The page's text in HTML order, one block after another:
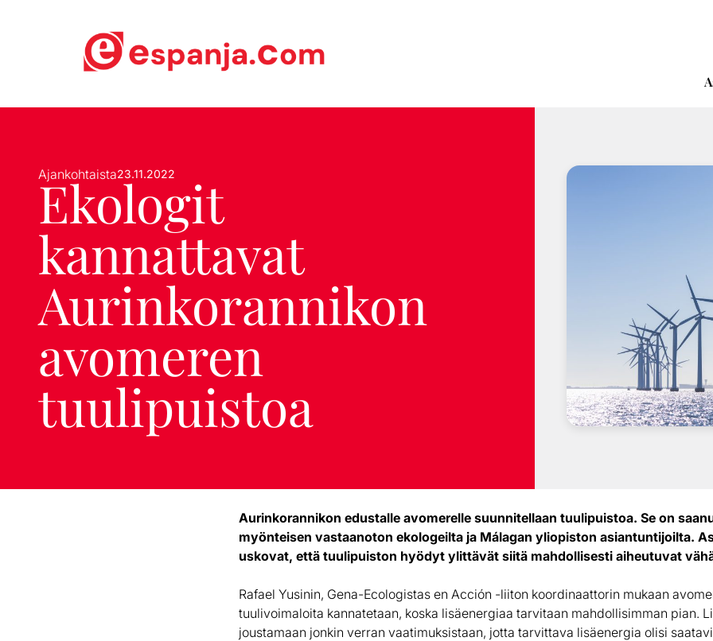
Ajankohtaista23.11.2022
Ekologit
kannattavat
Aurinkorannikon
avomeren
tuulipuistoa
Aurinkorannikon edustalle avomerelle suunnitellaan tuulipuistoa. Se on
myönteisen vastaanoton ekologeilta ja Málagan yliopiston asiantuntijoilta.
uskovat, että tuulipuiston hyödyt ylittävät siitä mahdollisesti aiheutuvat
Rafael Yusinin, Gena-Ecologistas en Acción -liiton koordinaattorin mukaan
tuulivoimaloita kannatetaan, koska lisäenergiaa tarvitaan mahdollisimman pian.
joustamaan jonkin verran vaatimuksistaan, jotta tarvittava lisäenergia olisi